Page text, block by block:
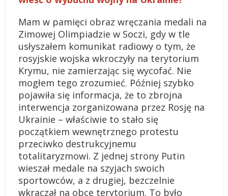
Mam w pamięci obraz wręczania medali na
Zimowej Olimpiadzie w Soczi, gdy w tle
usłyszałem komunikat radiowy o tym, że
rosyjskie wojska wkroczyły na terytorium
Krymu, nie zamierzając się wycofać. Nie
mogłem tego zrozumieć. Później szybko
pojawiła się informacja, że to zbrojna
interwencja zorganizowana przez Rosję na
Ukrainie – właściwie to stało się
początkiem wewnętrznego protestu
przeciwko destrukcyjnemu
totalitaryzmowi. Z jednej strony Putin
wieszał medale na szyjach swoich
sportowców, a z drugiej, bezczelnie
wkraczał na obce terytorium. To było